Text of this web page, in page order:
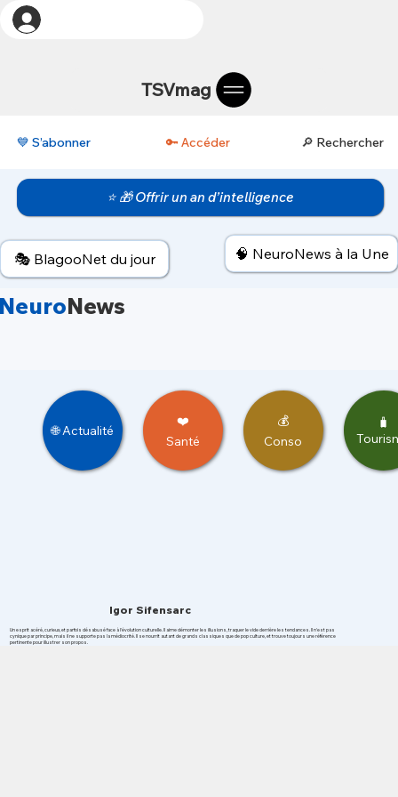
TSVmag
💙 S’abonner 🔑 Accéder 🔎 Rechercher
🎭 BlagooNet du jour
⭐ 🎁 Offrir un an d’intelligence
🧠 NeuroNews à la Une
News
🌐 Actualité
❤️
Santé
💰
Conso
🧳
Igor Sifensarc
Un esprit acéré, curieux, et parfois désabusé face à l'évolution culturelle. Il aime démonter les illusions, traquer le vide derrière les tendances. Il n'est pas
cynique par principe, mais il ne supporte pas la médiocrité. Il se nourrit autant de grands classiques que de pop culture, et trouve toujours une référence
pertinente pour illustrer son propos.